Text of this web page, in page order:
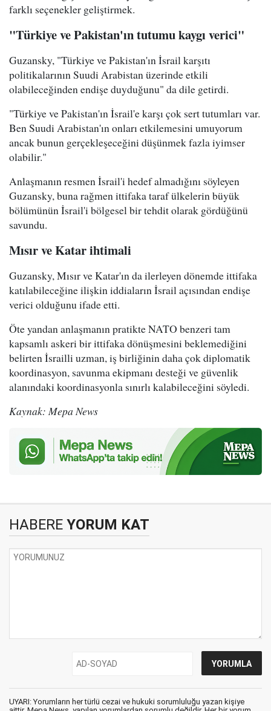
farklı seçenekler geliştirmek.
"Türkiye ve Pakistan'ın tutumu kaygı verici"
Guzansky, "Türkiye ve Pakistan'ın İsrail karşıtı
politikalarının Suudi Arabistan üzerinde etkili
olabileceğinden endişe duyduğunu" da dile getirdi.
"Türkiye ve Pakistan'ın İsrail'e karşı çok sert tutumları var.
Ben Suudi Arabistan'ın onları etkilemesini umuyorum
ancak bunun gerçekleşeceğini düşünmek fazla iyimser
olabilir."
Anlaşmanın resmen İsrail'i hedef almadığını söyleyen
Guzansky, buna rağmen ittifaka taraf ülkelerin büyük
bölümünün İsrail'i bölgesel bir tehdit olarak gördüğünü
savundu.
Mısır ve Katar ihtimali
Guzansky, Mısır ve Katar'ın da ilerleyen dönemde ittifaka
katılabileceğine ilişkin iddiaların İsrail açısından endişe
verici olduğunu ifade etti.
Öte yandan anlaşmanın pratikte NATO benzeri tam
kapsamlı askeri bir ittifaka dönüşmesini beklemediğini
belirten İsrailli uzman, iş birliğinin daha çok diplomatik
koordinasyon, savunma ekipmanı desteği ve güvenlik
alanındaki koordinasyonla sınırlı kalabileceğini söyledi.
Kaynak: Mepa News
HABERE YORUM KAT
UYARI: Yorumların her türlü cezai ve hukuki sorumluluğu yazan kişiye